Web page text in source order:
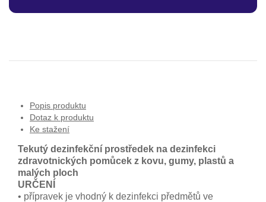
Popis produktu
Dotaz k produktu
Ke stažení
Tekutý dezinfekční prostředek na dezinfekci
zdravotnických pomůcek z kovu, gumy, plastů a
malých ploch
URČENÍ
• přípravek je vhodný k dezinfekci předmětů ve